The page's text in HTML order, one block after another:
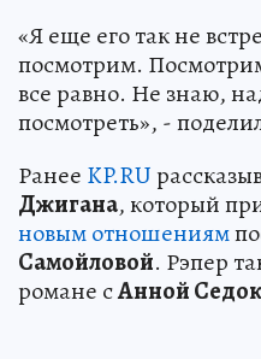
«Я еще его так не
посмотрим.
все равно. Не знаю,
посмотреть», -
Ранее KP.RU
Джигана, который
новым отношениям
Самойловой. Рэпер
романе сАнной